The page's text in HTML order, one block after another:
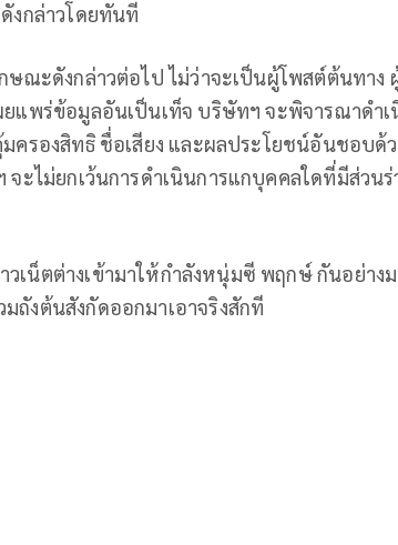
งกล่าวโดยทันที
ษณะดังกล่าวต่อไป ไม่ว่าจะเป็นผู้โพสต์ต้นทาง
แพร่ข้อมูลอันเป็นเท็จ บริษัทฯ จะพิจารณาดำเ
ครองสิทธิ ชื่อเสียง และผลประโยชน์อันชอบด้
ะไม่ยกเว้นการดำเนินการแกบุคคลใดที่มีส่วนร่
เน็ตต่างเข้ามาให้กำลังหนุ่มซี พฤกษ์ กันอย่าง
ถังต้นสังกัดออกมาเอาจริงสักที